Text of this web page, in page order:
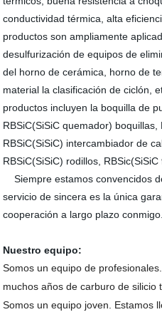
conductividad térmica, alta
productos son ampliamente
desulfurización de equipos de
del horno de cerámica, horno de
material la clasificación de ciclón,
productos incluyen la boquilla de
RBSiC(SiSiC quemador)
RBSiC(SiSiC) intercambiador de
RBSiC(SiSiC) rodillos,
Siempre estamos convencidos
servicio de sincera es la única
cooperación a largo plazo conmigo.
Nuestro equipo:
Somos un equipo de
muchos años de carburo de silicio
Somos un equipo joven. Estamos